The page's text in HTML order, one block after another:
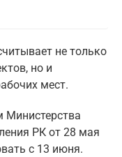
не только
но и
мест.
Министерства
РК от 28 мая
с 13 июня.